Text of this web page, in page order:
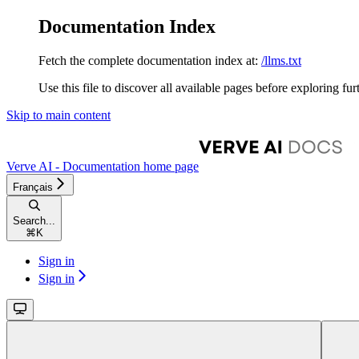
Documentation Index
Fetch the complete documentation index at: /llms.txt
Use this file to discover all available pages before exploring
Skip to main content
Verve AI - Documentation home page
Français
Search...
⌘ K
Sign in
Sign in